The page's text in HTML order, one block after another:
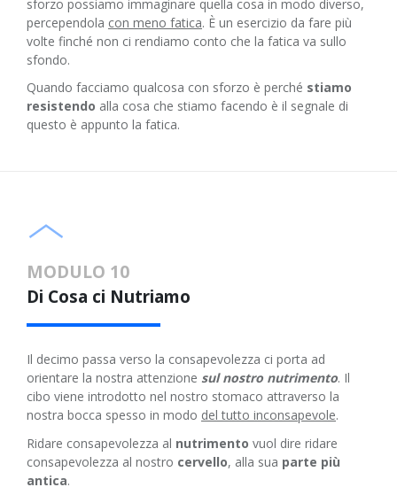
sforzo possiamo immaginare quella cosa in modo diverso,
percependola con meno fatica. È un esercizio da fare più
volte finché non ci rendiamo conto che la fatica va sullo
sfondo.
Quando facciamo qualcosa con sforzo è perché stiamo
resistendo alla cosa che stiamo facendo è il segnale di
questo è appunto la fatica.
MODULO 10
Di Cosa ci Nutriamo
Il decimo passa verso la consapevolezza ci porta ad
orientare la nostra attenzione sul nostro nutrimento. Il
cibo viene introdotto nel nostro stomaco attraverso la
nostra bocca spesso in modo del tutto inconsapevole.
Ridare consapevolezza al nutrimento vuol dire ridare
consapevolezza al nostro cervello, alla sua parte più
antica.